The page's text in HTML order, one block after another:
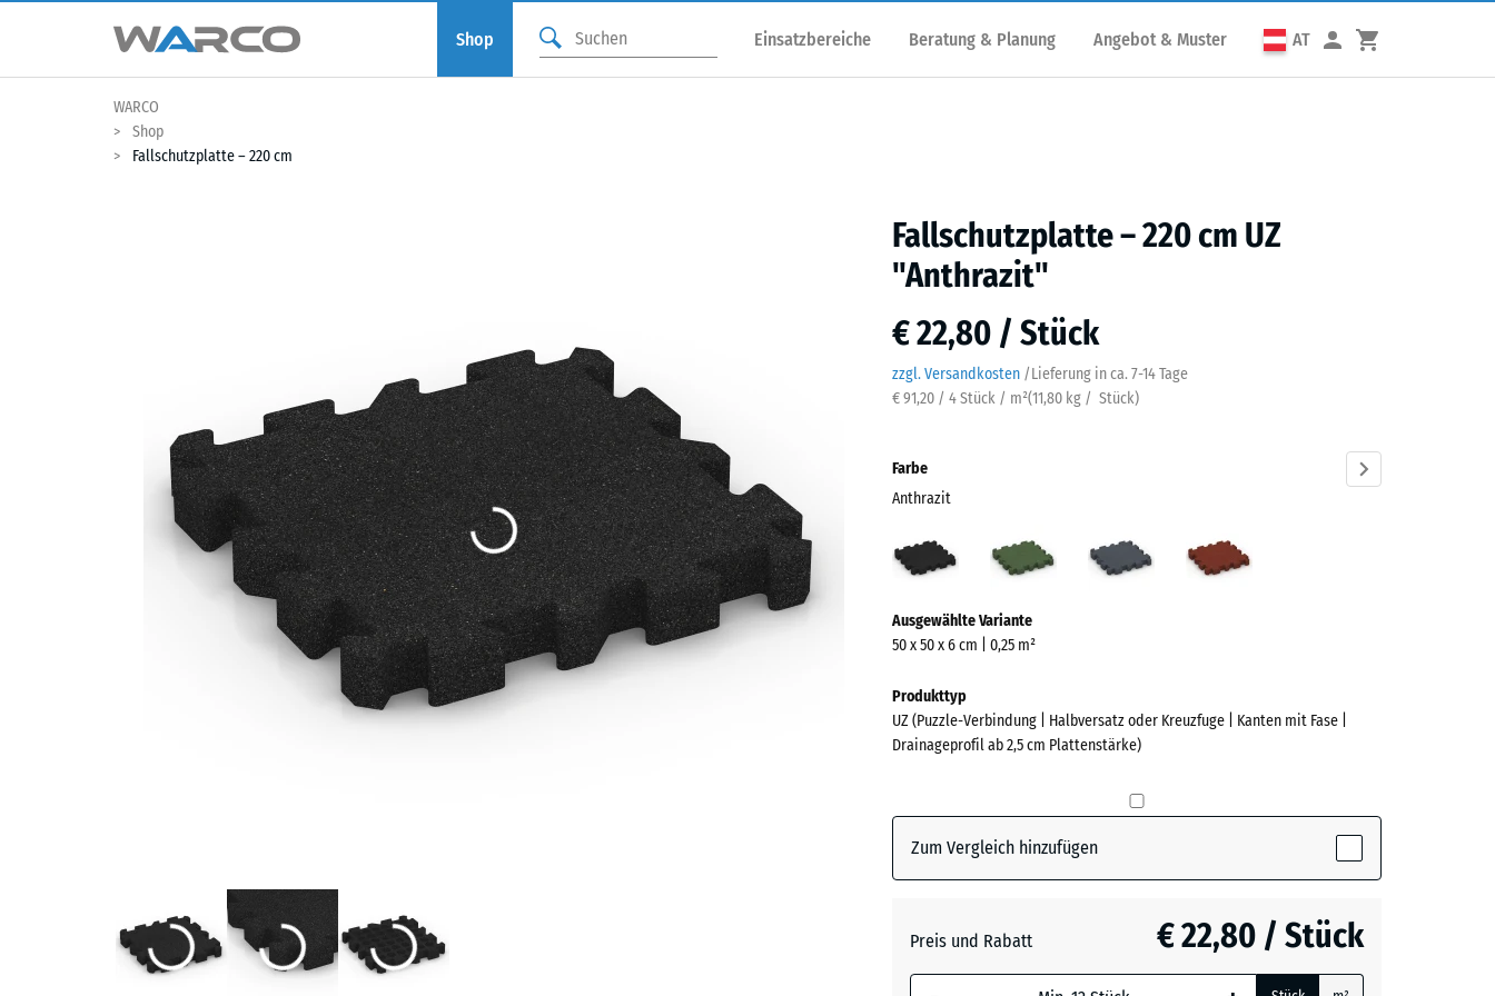
Shop Einsatzbereiche Beratung & Planung Angebot & Muster AT
WARCO
Shop
Fallschutzplatte – 220 cm
Fallschutzplatte – 220 cm UZ
"Anthrazit"
€ 22,80 / Stück
zzgl. Versandkosten /Lieferung in ca. 7-14 Tage
€ 91,20 / 4 Stück / m²(11,80 kg / Stück)
Farbe
Anthrazit
Anthrazit
(active)
Grasgrün Schiefergrau
Informationen
zu
Farben?
Farbpalette
(active)
+ € 0,50
Ausgewählte Variante
50 x 50 x 6 cm | 0,25 m²
Produkttyp
UZ (Puzzle-Verbindung | Halbversatz oder Kreuzfuge | Kanten mit Fase |
Drainageprofil ab 2,5 cm Plattenstärke)
Zum Vergleich hinzufügen
Preis und Rabatt € 22,80 / Stück